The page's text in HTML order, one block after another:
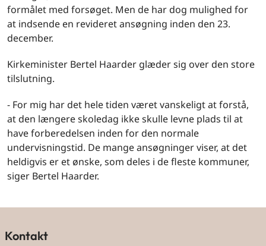
formålet med forsøget. Men de har dog mulighed for
at indsende en revideret ansøgning inden den 23.
december.
Kirkeminister Bertel Haarder glæder sig over den store
tilslutning.
- For mig har det hele tiden været vanskeligt at forstå,
at den længere skoledag ikke skulle levne plads til at
have forberedelsen inden for den normale
undervisningstid. De mange ansøgninger viser, at det
heldigvis er et ønske, som deles i de fleste kommuner,
siger Bertel Haarder.
Kontakt